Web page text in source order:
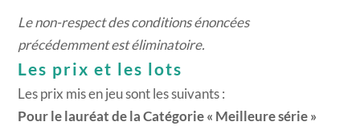
Le non-respect des conditions énoncées
précédemment est éliminatoire.
Les prix et les lots
Les prix mis en jeu sont les suivants :
Pour le lauréat de la Catégorie « Meilleure série »